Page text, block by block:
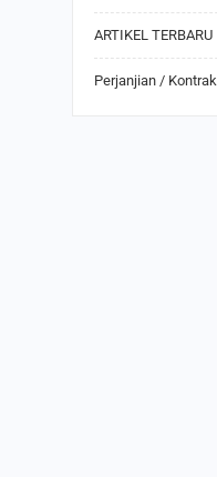
ARTIKEL TERBARU
Perjanjian / Kontrak